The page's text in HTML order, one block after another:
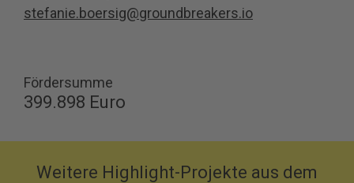
stefanie.boersig@groundbreakers.io
Fördersumme
399.898 Euro
Weitere Highlight-Projekte aus dem